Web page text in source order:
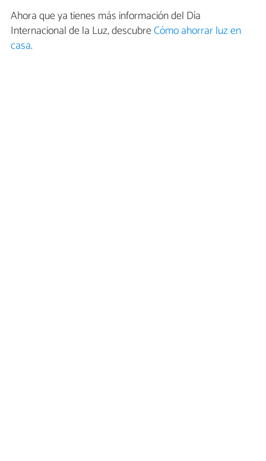
Ahora que ya tienes más información del Día
Internacional de la Luz, descubreCómo ahorrar luz en
casa.